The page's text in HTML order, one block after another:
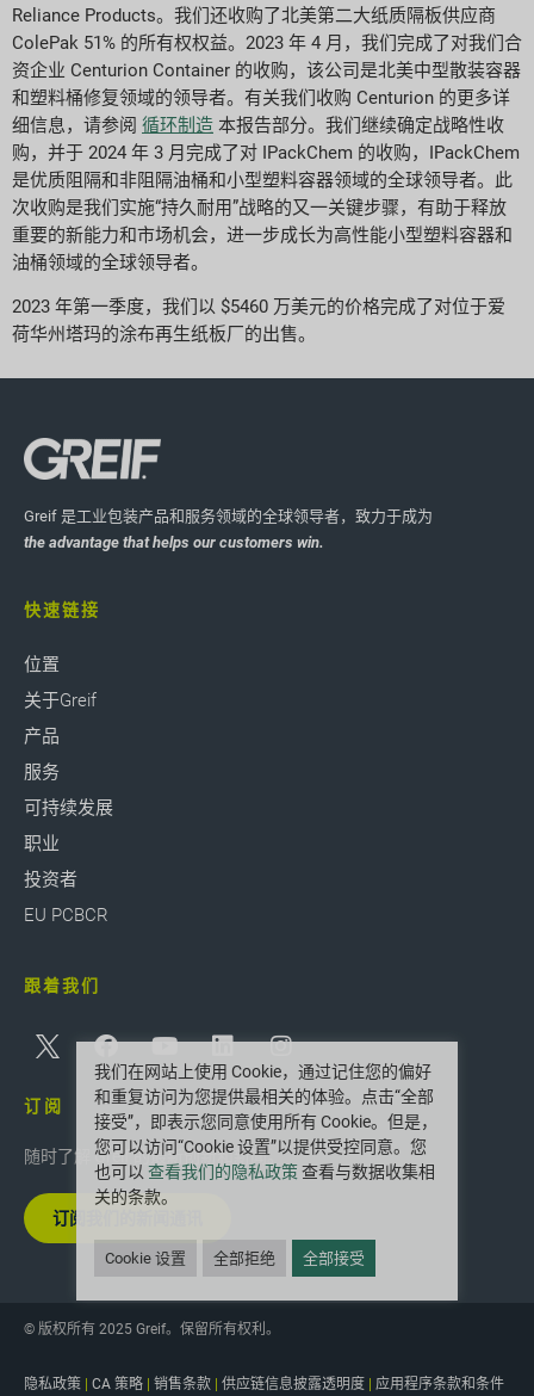
Reliance Products。我们还收购了北美第二大纸质隔板供应商
ColePak 51% 的所有权权益。2023 年 4 月，我们完成了对我们合
资企业 Centurion Container 的收购，该公司是北美中型散装容器
和塑料桶修复领域的领导者。有关我们收购 Centurion 的更多详
细信息，请参阅 循环制造 本报告部分。我们继续确定战略性收
购，并于 2024 年 3 月完成了对 IPackChem 的收购，IPackChem
是优质阻隔和非阻隔油桶和小型塑料容器领域的全球领导者。此
次收购是我们实施“持久耐用”战略的又一关键步骤，有助于释放
重要的新能力和市场机会，进一步成长为高性能小型塑料容器和
油桶领域的全球领导者。
2023 年第一季度，我们以 $5460 万美元的价格完成了对位于爱
荷华州塔玛的涂布再生纸板厂的出售。
Greif 是工业包装产品和服务领域的全球领导者，致力于成为
the advantage that helps our customers win.
快速链接
位置
关于Greif
产品
服务
可持续发展
职业
投资者
EU PCBCR
跟着我们
订阅
随时了解 Greif 的最新创新和新闻。
订阅我们的新闻通讯
© 版权所有 2025 Greif。保留所有权利。
隐私政策 | CA 策略 | 销售条款 | 供应链信息披露透明度 | 应用程序条款和条件
我们在网站上使用 Cookie，通过记住您的偏好
和重复访问为您提供最相关的体验。点击“全部
接受”，即表示您同意使用所有 Cookie。但是，
您可以访问“Cookie 设置”以提供受控同意。您
也可以 查看我们的隐私政策查看与数据收集相
关的条款。
Cookie 设置 全部拒绝 全部接受